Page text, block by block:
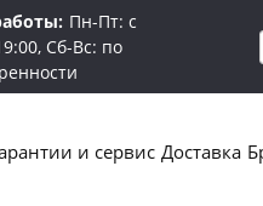
Пн-Пт: с
Сб-Вс: по
и сервис Доставка